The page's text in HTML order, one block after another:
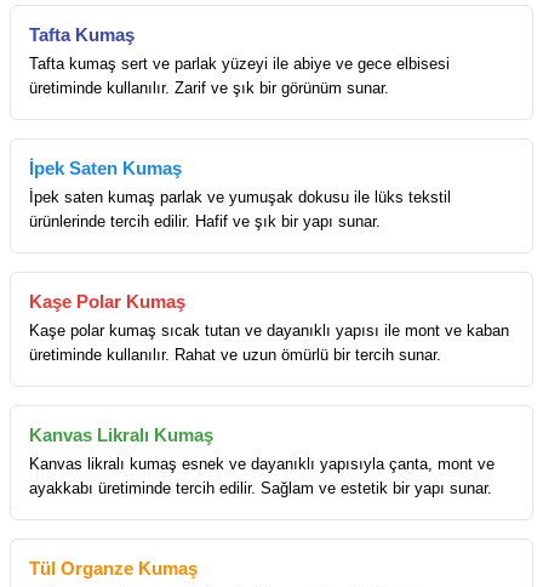
Tafta Kumaş
Tafta kumaş sert ve parlak yüzeyi ile abiye ve gece elbisesi
üretiminde kullanılır. Zarif ve şık bir görünüm sunar.
İpek Saten Kumaş
İpek saten kumaş parlak ve yumuşak dokusu ile lüks tekstil
ürünlerinde tercih edilir. Hafif ve şık bir yapı sunar.
Kaşe Polar Kumaş
Kaşe polar kumaş sıcak tutan ve dayanıklı yapısı ile mont ve kaban
üretiminde kullanılır. Rahat ve uzun ömürlü bir tercih sunar.
Kanvas Likralı Kumaş
Kanvas likralı kumaş esnek ve dayanıklı yapısıyla çanta, mont ve
ayakkabı üretiminde tercih edilir. Sağlam ve estetik bir yapı sunar.
Tül Organze Kumaş